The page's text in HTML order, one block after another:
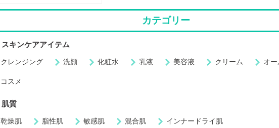
カテゴリー
スキンケアアイテム
クレンジング 洗顔 化粧水 乳液 美容液 クリーム オ
コスメ
肌質
乾燥肌 脂性肌 敏感肌 混合肌 インナードライ肌